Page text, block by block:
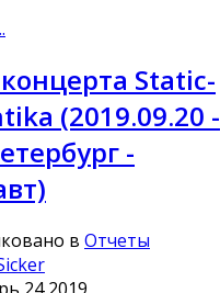
Static-
(2019.09.20 -
-
в Отчеты